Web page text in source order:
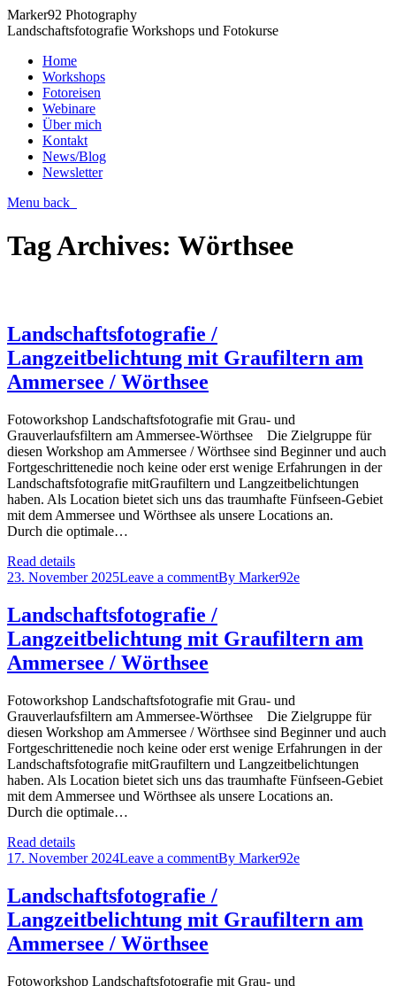
Marker92 Photography
Landschaftsfotografie Workshops und Fotokurse
Home
Workshops
Fotoreisen
Webinare
Über mich
Kontakt
News/Blog
Newsletter
Menu back
Tag Archives: Wörthsee
Landschaftsfotografie /
Langzeitbelichtung mit Graufiltern am
Ammersee / Wörthsee
Fotoworkshop Landschaftsfotografie mit Grau- und
Grauverlaufsfiltern am Ammersee-Wörthsee Die Zielgruppe für
diesen Workshop am Ammersee / Wörthsee sind Beginner und auch
Fortgeschrittenedie noch keine oder erst wenige Erfahrungen in der
Landschaftsfotografie mitGraufiltern und Langzeitbelichtungen
haben. Als Location bietet sich uns das traumhafte Fünfseen-Gebiet
mit dem Ammersee und Wörthsee als unsere Locations an.
Durch die optimale…
Read details
23. November 2025Leave a commentBy Marker92e
Landschaftsfotografie /
Langzeitbelichtung mit Graufiltern am
Ammersee / Wörthsee
Fotoworkshop Landschaftsfotografie mit Grau- und
Grauverlaufsfiltern am Ammersee-Wörthsee Die Zielgruppe für
diesen Workshop am Ammersee / Wörthsee sind Beginner und auch
Fortgeschrittenedie noch keine oder erst wenige Erfahrungen in der
Landschaftsfotografie mitGraufiltern und Langzeitbelichtungen
haben. Als Location bietet sich uns das traumhafte Fünfseen-Gebiet
mit dem Ammersee und Wörthsee als unsere Locations an.
Durch die optimale…
Read details
17. November 2024Leave a commentBy Marker92e
Landschaftsfotografie /
Langzeitbelichtung mit Graufiltern am
Ammersee / Wörthsee
Fotoworkshop Landschaftsfotografie mit Grau- und